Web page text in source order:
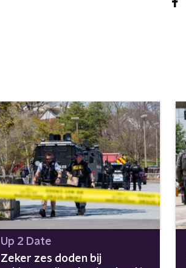
Up 2 Date
Zeker zes doden bij